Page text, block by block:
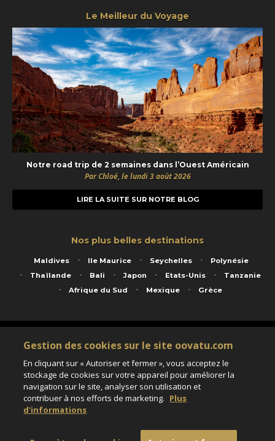
Le Meilleur du Voyage
Notre road trip de 2 semaines dans l’Ouest Américain
Par Chloé, le lundi 3 août 2026
LIRE LA SUITE SUR NOTRE BLOG
Nos plus belles destinations
Maldives Ile Maurice Seychelles
Polynésie
Thaïlande
Bali Japon Etats-Unis
Tanzanie
Afrique du Sud
Mexique Grèce
Service animé par Nautil Voyages - 22 rue Georges Picquart 75017 Paris - S.A.S
au capital de 155 696 euros - RCS Paris B 423 671 973 - Code APE 7911Z
Matricule Atout France IM075100020 - Garantie financière Groupama - Agrément IATA
Assurance responsabilité civile et professionnelle HISCOX RCP0081066
Gestion des cookies sur le site oovatu.com
En cliquant sur « Autoriser et fermer », vous acceptez le
stockage de cookies sur votre appareil pour améliorer la
navigation sur le site, analyser son utilisation et
contribuer à nos efforts de marketing. Plus
d'informations